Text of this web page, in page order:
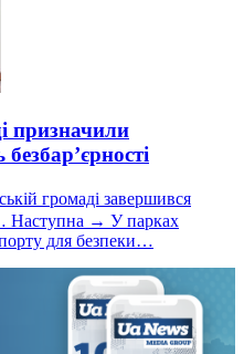
призначили
громаді завершився
Наступна → У парках
для безпеки…